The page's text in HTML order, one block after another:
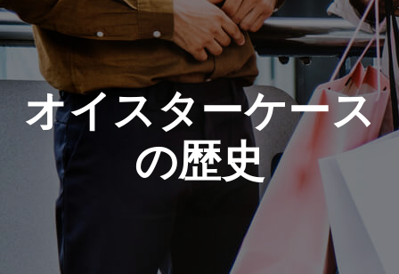
オイスターケース
の歴史